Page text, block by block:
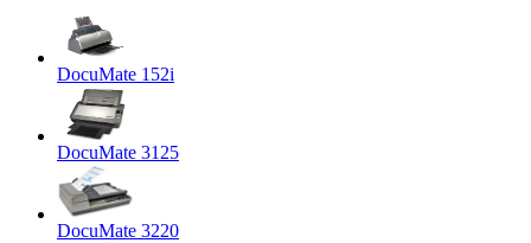
DocuMate 152i
DocuMate 3125
DocuMate 3220